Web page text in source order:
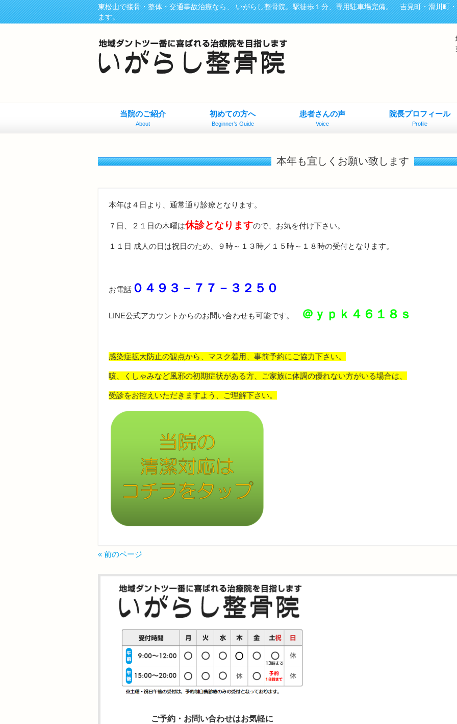
東松山で接骨・整体・交通事故治療なら、 いがらし整骨院。駅徒歩１分、専用駐車場完備。 吉見町・滑川町
ます。
当院のご紹介
About
初めての方へ
Beginner’s Guide
患者さんの声
Voice
院長プロフィール
Profile
本年も宜しくお願い致します
本年は４日より、通常通り診療となります。
７日、２１日の木曜は休診となりますので、お気を付け下さい。
１１日 成人の日は祝日のため、９時～１３時／１５時～１８時の受付となります。
お電話 ０４９３－７７－３２５０
LINE公式アカウントからのお問い合わせも可能です。 ＠ｙｐｋ４６１８ｓ
感染症拡大防止の観点から、マスク着用、事前予約にご協力下さい。
咳、くしゃみなど風邪の初期症状がある方、ご家族に体調の優れない方がいる場合は、
受診をお控えいただきますよう、ご理解下さい。
« 前のページ
ご予約・お問い合わせはお気軽に